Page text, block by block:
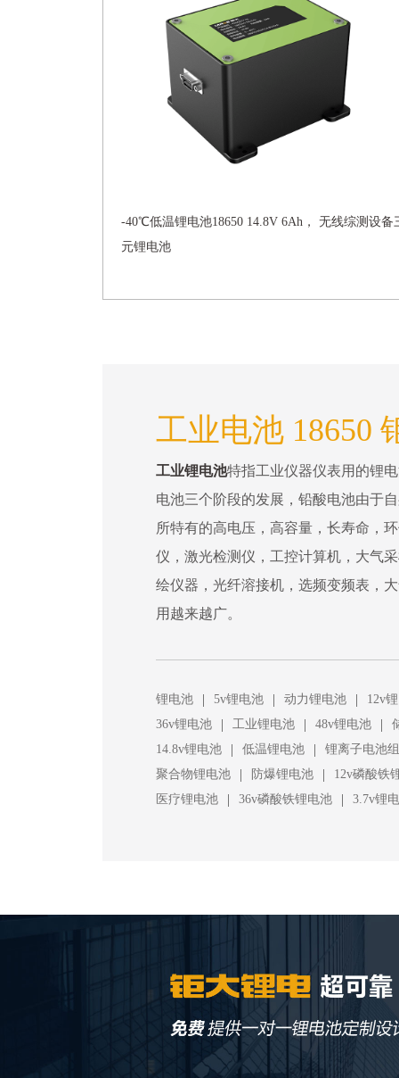
-40℃低温锂电池18650 14.8V 6Ah， 无线综测设备
元锂电池
工业电池 18650
工业锂电池特指工业仪器仪表用的锂
电池三个阶段的发展，铅酸电池由于
所特有的高电压，高容量，长寿命，
仪，激光检测仪，工控计算机，大气
绘仪器，光纤溶接机，选频变频表，
用越来越广。
锂电池 | 5v锂电池 | 动力锂电池 |
12v
36v锂电池
| 工业锂电池 | 48v锂电池 |
14.8v锂电池
| 低温锂电池 |
锂离子电池组
聚合物锂电池
| 防爆锂电池 |
12v磷酸铁
医疗锂电池
| 36v磷酸铁锂电池 | 3.7v锂